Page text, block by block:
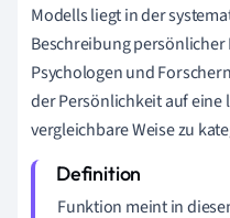
Modells liegt in der
Beschreibung
Psychologen und
der Persönlichkeit auf
vergleichbare Weise zu
Funktion meint in